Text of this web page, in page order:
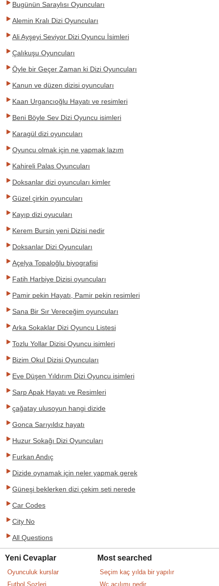
Bugünün Saraylısı Oyuncuları
Alemin Kralı Dizi Oyuncuları
Ali Ayşeyi Seviyor Dizi Oyuncu İsimleri
Çalıkuşu Oyuncuları
Öyle bir Geçer Zaman ki Dizi Oyuncuları
Kanun ve düzen dizisi oyuncuları
Kaan Urgancıoğlu Hayatı ve resimleri
Beni Böyle Sev Dizi Oyuncu isimleri
Karagül dizi oyuncuları
Oyuncu olmak için ne yapmak lazım
Kahireli Palas Oyuncuları
Doksanlar dizi oyuncuları kimler
Güzel çirkin oyuncuları
Kayıp dizi oyucuları
Kerem Bursin yeni Dizisi nedir
Doksanlar Dizi Oyuncuları
Açelya Topaloğlu biyografisi
Fatih Harbiye Dizisi oyuncuları
Pamir pekin Hayatı, Pamir pekin resimleri
Sana Bir Sır Vereceğim oyuncuları
Arka Sokaklar Dizi Oyuncu Listesi
Tozlu Yollar Dizisi Oyuncu isimleri
Bizim Okul Dizisi Oyuncuları
Eve Düşen Yıldırım Dizi Oyuncu isimleri
Sarp Apak Hayatı ve Resimleri
çağatay ulusoyun hangi dizide
Gonca Sarıyıldız hayatı
Huzur Sokağı Dizi Oyuncuları
Furkan Andıç
Dizide oynamak için neler yapmak gerek
Güneşi beklerken dizi çekim seti nerede
Car Codes
City No
All Questions
Yeni Cevaplar
Oyunculuk kurslar
Futbol Sozleri
Most searched
Seçim kaç yılda bir yapılır
Wc açılımı nedir